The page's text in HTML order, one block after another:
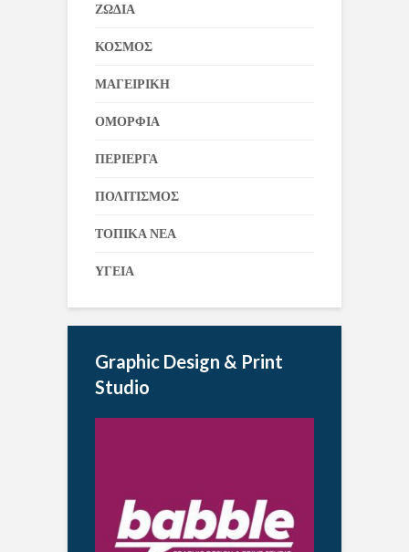
ΖΩΔΙΑ
ΚΟΣΜΟΣ
ΜΑΓΕΙΡΙΚΗ
ΟΜΟΡΦΙΑ
ΠΕΡΙΕΡΓΑ
ΠΟΛΙΤΙΣΜΟΣ
ΤΟΠΙΚΑ ΝΕΑ
ΥΓΕΙΑ
Graphic Design & Print
Studio